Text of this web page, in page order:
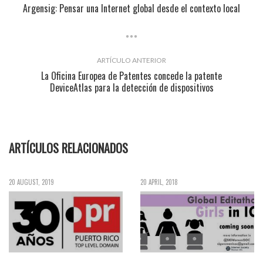
Argensig: Pensar una Internet global desde el contexto local
ARTÍCULO ANTERIOR
La Oficina Europea de Patentes concede la patente
DeviceAtlas para la detección de dispositivos
ARTÍCULOS RELACIONADOS
20 AUGUST, 2019 20 APRIL, 2018